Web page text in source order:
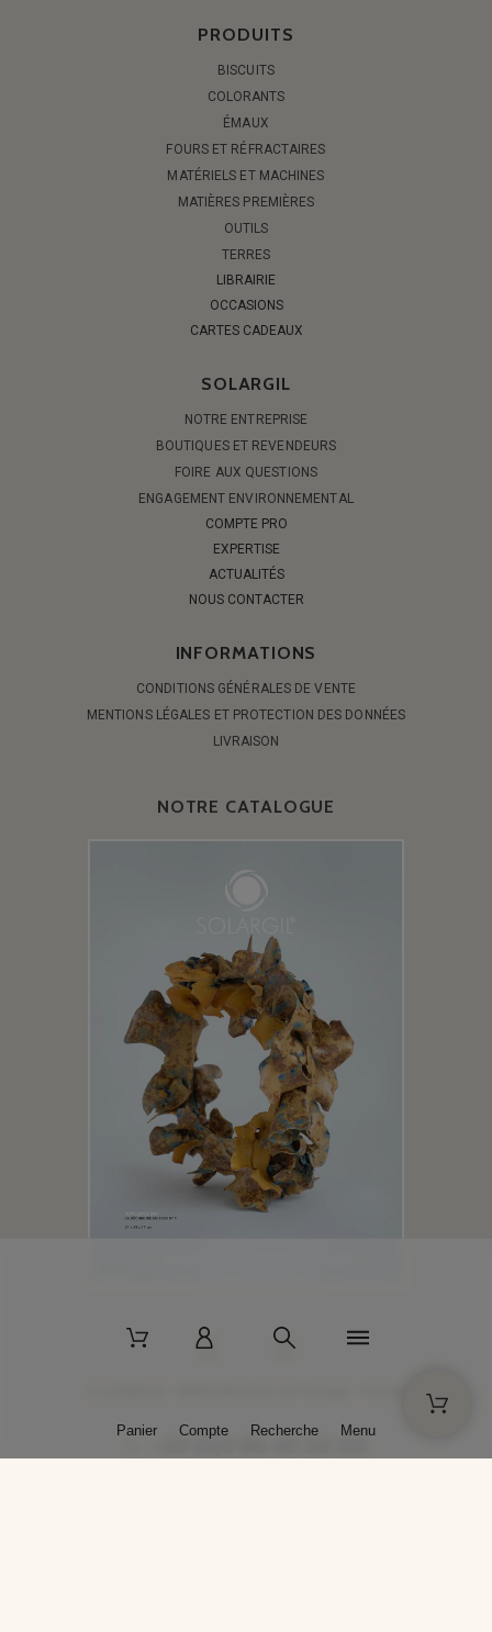
PRODUITS
BISCUITS
COLORANTS
ÉMAUX
FOURS ET RÉFRACTAIRES
MATÉRIELS ET MACHINES
MATIÈRES PREMIÈRES
OUTILS
TERRES
LIBRAIRIE
OCCASIONS
CARTES CADEAUX
SOLARGIL
NOTRE ENTREPRISE
BOUTIQUES ET REVENDEURS
FOIRE AUX QUESTIONS
ENGAGEMENT ENVIRONNEMENTAL
COMPTE PRO
EXPERTISE
ACTUALITÉS
NOUS CONTACTER
INFORMATIONS
CONDITIONS GÉNÉRALES DE VENTE
MENTIONS LÉGALES ET PROTECTION DES DONNÉES
LIVRAISON
NOTRE CATALOGUE
+33 (0)3 86 45 50 00
Panier Compte Recherche Menu